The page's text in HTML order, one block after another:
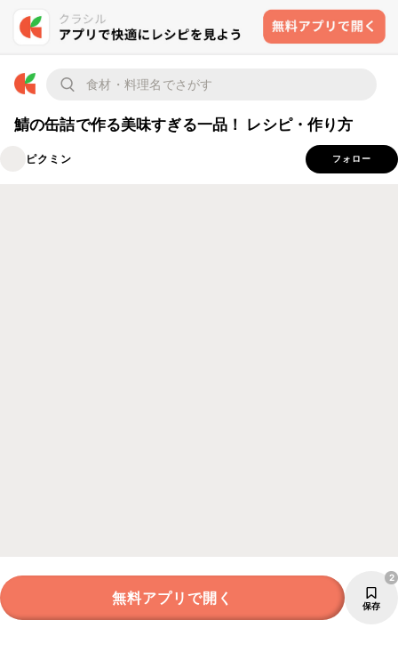
鯖の缶詰で作る美味すぎる一品！ レシピ・作り方
ピクミン フォロー
無料アプリで開く 保存
2